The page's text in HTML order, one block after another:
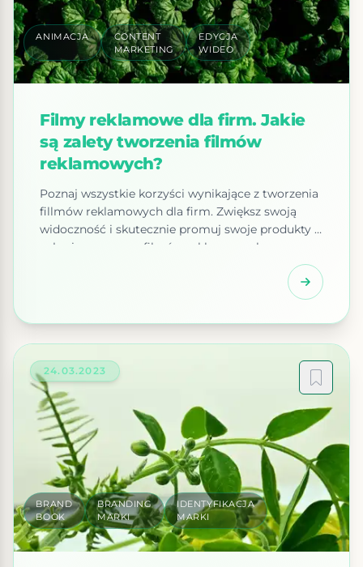
ANIMACJA
CONTENT
MARKETING
EDYCJA
WIDEO
Filmy reklamowe dla firm. Jakie
są zalety tworzenia filmów
reklamowych?
Poznaj wszystkie korzyści wynikające z tworzenia
fillmów reklamowych dla firm. Zwiększ swoją
widoczność i skutecznie promuj swoje produkty i
usługi za pomocą filmów reklamowych
reklamowych jest doskonałym sposobem na
są najpopularniejszymi platformami […]
24.03.2023
BRAND
BOOK
BRANDING
MARKI
IDENTYFIKACJA
MARKI